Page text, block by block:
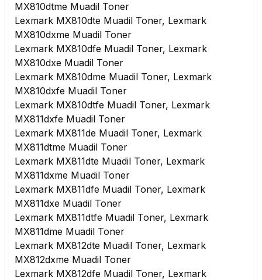
MX810dtme Muadil Toner
Lexmark MX810dte Muadil Toner, Lexmark
MX810dxme Muadil Toner
Lexmark MX810dfe Muadil Toner, Lexmark
MX810dxe Muadil Toner
Lexmark MX810dme Muadil Toner, Lexmark
MX810dxfe Muadil Toner
Lexmark MX810dtfe Muadil Toner, Lexmark
MX811dxfe Muadil Toner
Lexmark MX811de Muadil Toner, Lexmark
MX811dtme Muadil Toner
Lexmark MX811dte Muadil Toner, Lexmark
MX811dxme Muadil Toner
Lexmark MX811dfe Muadil Toner, Lexmark
MX811dxe Muadil Toner
Lexmark MX811dtfe Muadil Toner, Lexmark
MX811dme Muadil Toner
Lexmark MX812dte Muadil Toner, Lexmark
MX812dxme Muadil Toner
Lexmark MX812dfe Muadil Toner, Lexmark